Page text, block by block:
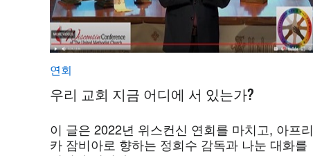
연회
우리 교회 지금 어디에 서 있는가?
이 글은 2022년 위스컨신 연회를 마치고, 아프리
카 잠비아로 향하는 정희수 감독과 나눈 대화를